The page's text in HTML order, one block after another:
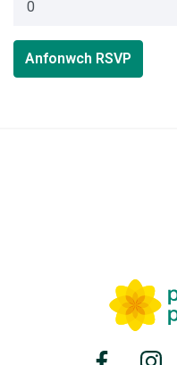
Anfonwch RSVP